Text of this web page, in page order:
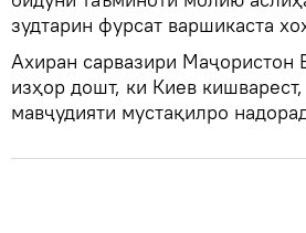
зудтарин фурсат варшикаста
Ахиран сарвазири Маҷористон
изҳор дошт, ки Киев кишварест,
мавҷудияти мустақилро